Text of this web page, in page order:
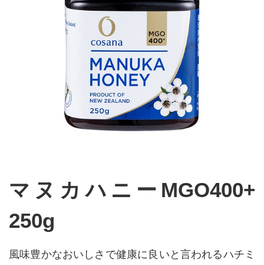
マヌカハニーMGO400+
250g
風味豊かなおいしさで健康に良いと言われるハチミ